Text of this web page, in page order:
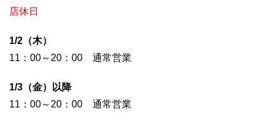
店休日
1/2（木）
11：00～20：00 通常営業
1/3（金）以降
11：00～20：00 通常営業